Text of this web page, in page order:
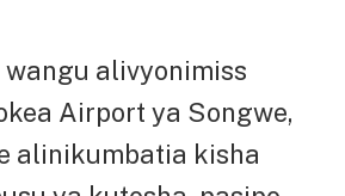
wangu alivyonimiss
Airport ya Songwe,
alinikumbatia kisha